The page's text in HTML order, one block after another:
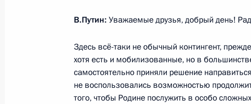
1 февраля 2024 года, 17:00 Москва
26 января 2024 года, пятница
Встреча со студентами – участниками
операции
В.Путин: Уважаемые друзья, добрый день!
Здесь всё-таки не обычный контингент,
хотя есть и мобилизованные, но в
самостоятельно приняли решение
не воспользовались возможностью
того, чтобы Родине послужить в особо